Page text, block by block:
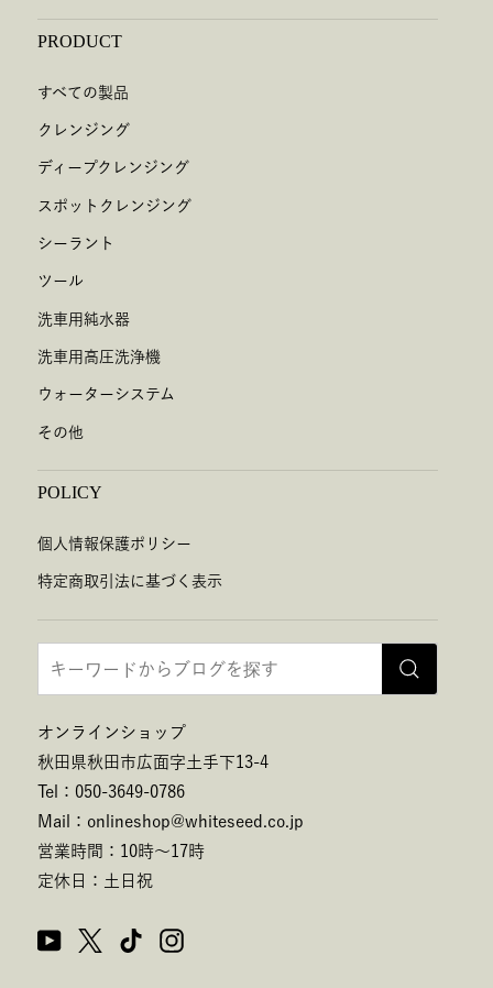
PRODUCT
すべての製品
クレンジング
ディープクレンジング
スポットクレンジング
シーラント
ツール
洗車用純水器
洗車用高圧洗浄機
ウォーターシステム
その他
POLICY
個人情報保護ポリシー
特定商取引法に基づく表示
オンラインショップ
秋田県秋田市広面字土手下13-4
Tel：050-3649-0786
Mail：onlineshop@whiteseed.co.jp
営業時間：10時～17時
定休日：土日祝